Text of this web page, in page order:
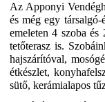
Az Apponyi
és még egy
emeleten 4 szoba
tetőterasz is.
hajszárítóval,
étkészlet,
sütő, kerámialapos